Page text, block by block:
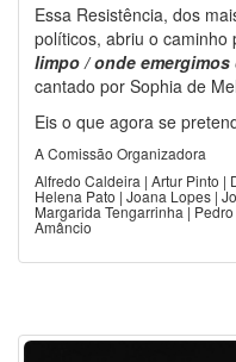
Essa Resistência, dos
políticos, abriu o caminho
limpo / onde
cantado por Sophia de
Eis o que agora se
A Comissão Organizadora
Alfredo Caldeira | Artur Pinto |
Helena Pato | Joana Lopes |
Margarida Tengarrinha |
Amâncio